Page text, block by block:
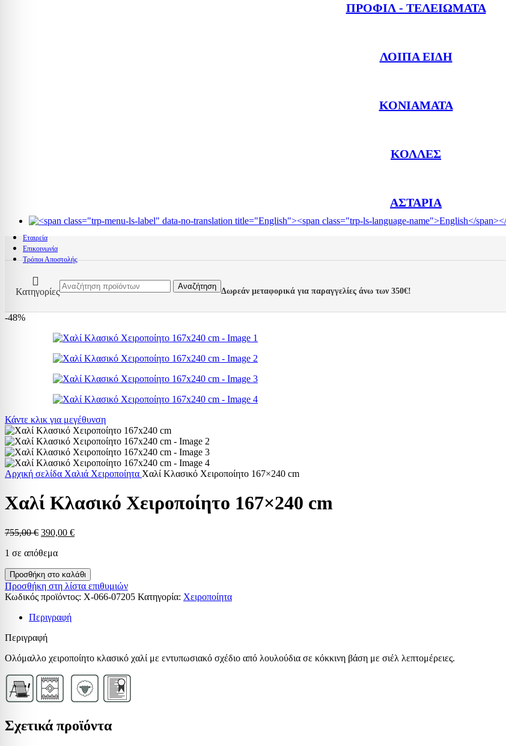
ΠΡΟΦΙΛ - ΤΕΛΕΙΏΜΑΤΑ
ΛΟΙΠΆ ΕΊΔΗ
ΚΟΝΙΆΜΑΤΑ
ΚΌΛΛΕΣ
ΑΣΤΆΡΙΑ
Εταιρεία
Επικοινωνία
Τρόποι Αποστολής
Κατηγορίες
Αναζήτηση
Δωρεάν μεταφορικά για παραγγελίες άνω των 350€!
-48%
Κάντε κλικ για μεγέθυνση
Αρχική σελίδα Χαλιά Χειροποίητα Χαλί Κλασικό Χειροποίητο 167×240 cm
Χαλί Κλασικό Χειροποίητο 167×240 cm
755,00€ Original
was:
390,00 €Η
390,00 €.
1 σε απόθεμα
Χαλί
Κλασικό
Χειροποίητο
167x240
Προσθήκη στο καλάθι
Προσθήκη στη λίστα επιθυμιών
Κωδικός προϊόντος: X-066-07205 Κατηγορία: Χειροποίητα
Περιγραφή
Περιγραφή
Ολόμαλλο χειροποίητο κλασικό χαλί με εντυπωσιακό σχέδιο από λουλούδια σε κόκκινη βάση με σιέλ λεπτομέρειες.
Σχετικά προϊόντα